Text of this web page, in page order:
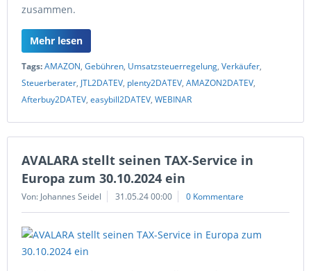
zusammen.
Mehr lesen
Tags:AMAZON, Gebühren, Umsatzsteuerregelung, Verkäufer,
Steuerberater, JTL2DATEV, plenty2DATEV, AMAZON2DATEV,
Afterbuy2DATEV, easybill2DATEV, WEBINAR
AVALARA stellt seinen TAX-Service in
Europa zum 30.10.2024 ein
Von: Johannes Seidel 31.05.24 00:00 0 Kommentare